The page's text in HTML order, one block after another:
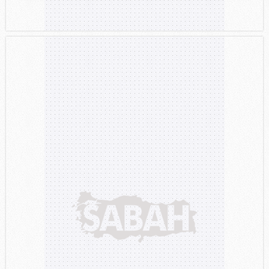
gösterilmeyecektir."
Sizlere daha iyi bir hizmet sunabilmek için İnternet
Sitemizde kendimize ve üçüncü kişilere ait çerezler
kullanılmaktadır. Bu çerezler vasıtasıyla çeşitli kişisel
verileriniz işlenmekte olup gerekli olan çerezler bilgi
toplumu hizmetlerinin sunulması amacıyla
kullanılmaktadır. Diğer çerezler, sitemizin daha işlevsel
kılınması ve kişiselleştirilmesi ve sizlere yönelik
reklam/pazarlama faaliyetlerinin yapılması, amaçlarıyla
sınırlı olarak açık rızanız dahilinde kullanılacaktır.
Çerezlere ilişkin tercihlerinizi aşağıda yer alan panel
vasıtasıyla belirleyebilirsiniz. Çerezlere ilişkin detaylı bilgi
için Ayarlar butonuna tıklayabilir, Çerez Bilgilendirme
Metnimiziziyaret edebilirsiniz.
6698 sayılı Kişisel Verilerin Korunması Kanunu uyarınca
hazırlanmış Aydınlatma Metnimizi okumak ve sitemizde